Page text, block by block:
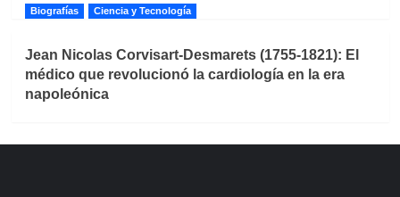
Biografías Ciencia y Tecnología
Jean Nicolas Corvisart-Desmarets (1755-1821): El
médico que revolucionó la cardiología en la era
napoleónica